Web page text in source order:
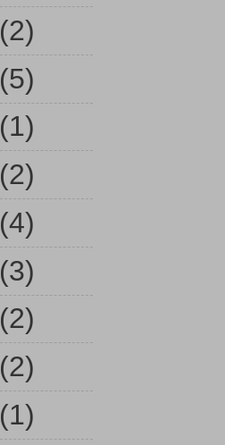
(2)
(5)
(1)
(2)
(4)
(3)
(2)
(2)
(1)